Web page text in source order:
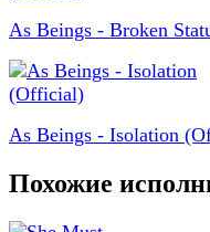
As Beings - Broken
As Beings - Isolation
Похожие